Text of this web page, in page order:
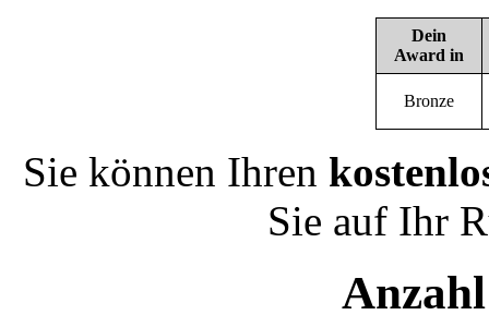
Dein
Award in
Bronze
Sie können Ihren
Sie auf Ihr